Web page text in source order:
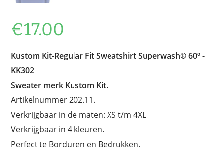
€17.00
Kustom Kit-Regular Fit Sweatshirt Superwash® 60º -
KK302
Sweater merk Kustom Kit.
Artikelnummer 202.11.
Verkrijgbaar in de maten: XS t/m 4XL.
Verkrijgbaar in 4 kleuren.
Perfect te Borduren en Bedrukken.